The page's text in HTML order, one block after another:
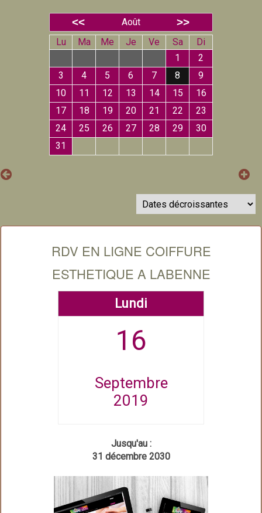
Août
Lu
Ma Me Je Ve Sa
Di
1
2
3
4 5 6 7 8
9
10
11 12 13 14 15
16
17
18 19 20 21 22
23
24
25 26 27 28 29
30
31
RDV EN LIGNE COIFFURE
ESTHETIQUE A LABENNE
Lundi
16
Septembre
2019
Jusqu'au :
31 décembre 2030